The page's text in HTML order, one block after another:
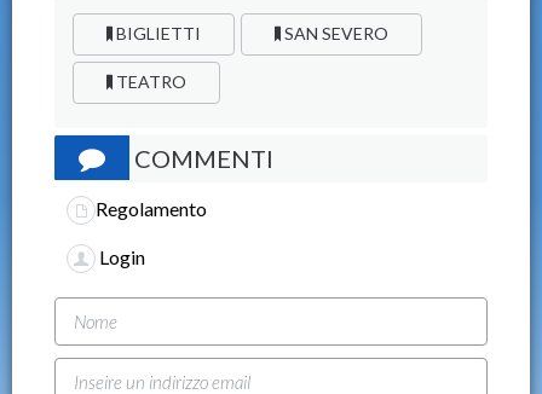
BIGLIETTI SAN SEVERO
TEATRO
COMMENTI
Regolamento
Login